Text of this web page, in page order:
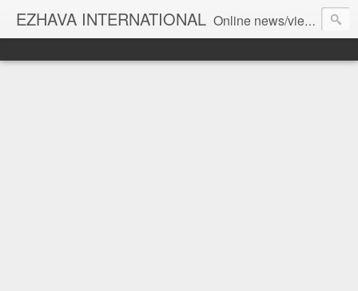
EZHAVA INTERNATIONAL Online news/views JOURNAL... Connecting the community worldwide Editorial Director: Prem Chandran